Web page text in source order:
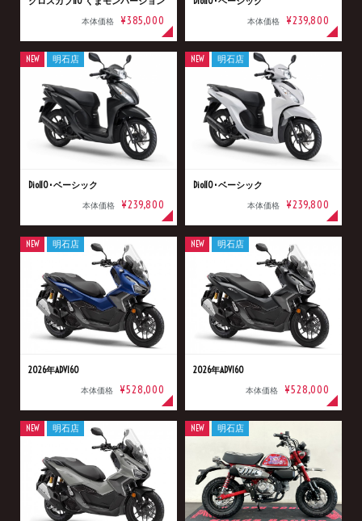
本体価格 ¥385,000 本体価格 ¥239,800
Dio110･ベーシック
本体価格 ¥239,800
NEW 明石店
Dio110･ベーシック
本体価格 ¥239,800
NEW 明石店
2026年ADV160
本体価格 ¥528,000
NEW 明石店
2026年ADV160
本体価格 ¥528,000
NEW 明石店
NEW 明石店 NEW 明石店